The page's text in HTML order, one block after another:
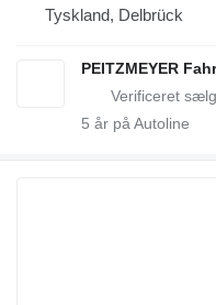
Tyskland, Delbrück
PEITZMEYER
5 år på Autoline